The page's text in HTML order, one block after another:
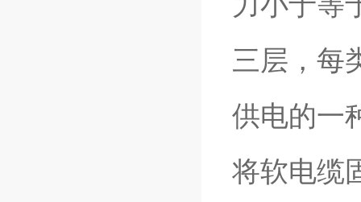
三层，每
供电的一
将软电缆